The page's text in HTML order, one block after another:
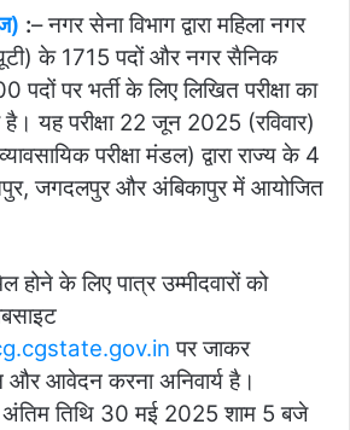
:– नगर सेना विभाग द्वारा महिला नगर
के 1715 पदों और नगर सैनिक
पर भर्ती के लिए लिखित परीक्षा का
यह परीक्षा 22 जून 2025 (रविवार)
परीक्षा मंडल) द्वारा राज्य के 4
जगदलपुर और अंबिकापुर में आयोजित
होने के लिए पात्र उम्मीदवारों को
पर जाकर
आवेदन करना अनिवार्य है।
तिथि 30 मई 2025 शाम 5 बजे